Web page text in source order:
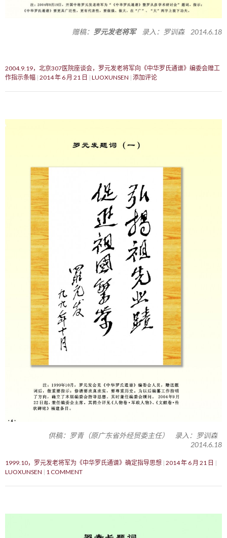
赠稿： 罗元发老将军录入：罗训森 2014.6.18
2004.9.19，北京307医院座谈会，罗元发老将军向《中华罗氏通谱》编委会赠工
作指示条幅 2014 年 6 月 21 日 LUOXUNSEN 添加评论
供稿：罗青（原广东省外经贸委主任） 录入：罗训森
2014.6.18
1999.10，罗元发老将军为《中华罗氏通谱》确定指导思想 2014 年 6 月 21 日
LUOXUNSEN
1 COMMENT